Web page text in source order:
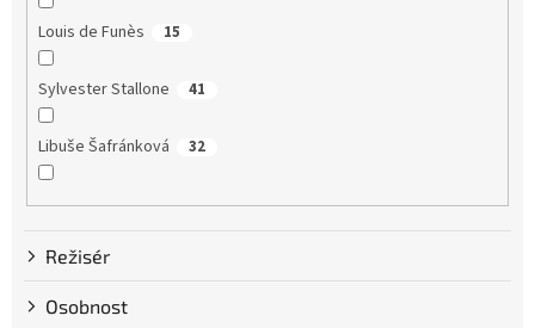
Louis de Funès 15
Sylvester Stallone 41
Libuše Šafránková 32
Dustin Hoffman 58
Clint Eastwood
Bruce Willis
Režisér
Osobnost